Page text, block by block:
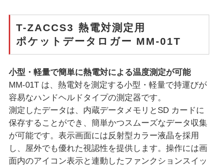
T-ZACCS3 熱電対測定用
ポケットデータロガー MM-01T
小型・軽量で簡単に熱電対による温度測定が可能
MM-01T は、熱電対を測定する小型・軽量で持運びが
容易なハンドヘルドタイプの測定器です。
測定したデータは、内蔵データメモリとSD カードに
保存することができ、簡単かつスムーズなデータ収集
が可能です。表示画面には反射型カラー液晶を採用
し、屋外でも優れた視認性を提供します。操作には画
面内のアイコン表示と連動したファンクションスイッ